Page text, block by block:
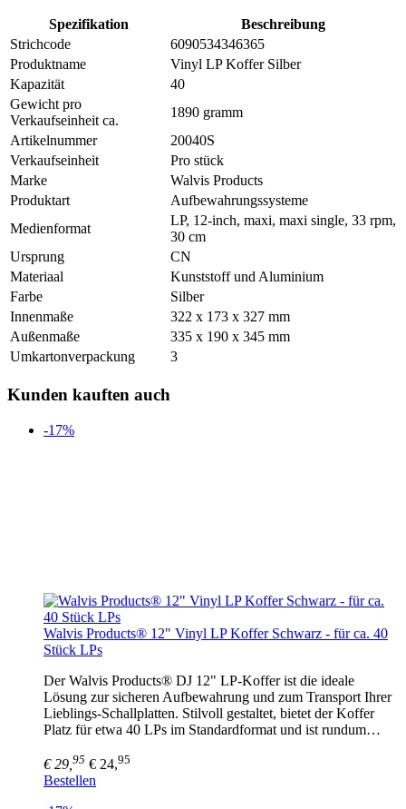
Spezifikation
Beschreibung
Strichcode
6090534346365
Produktname
Vinyl LP Koffer Silber
Kapazität
40
Gewicht pro
Verkaufseinheit ca.
1890 gramm
Artikelnummer
20040S
Verkaufseinheit
Pro stück
Marke
Walvis Products
Produktart
Aufbewahrungssysteme
Medienformat
LP, 12-inch, maxi, maxi single, 33 rpm,
30 cm
Ursprung
CN
Materiaal
Kunststoff und Aluminium
Farbe
Silber
Innenmaße
322 x 173 x 327 mm
Außenmaße
335 x 190 x 345 mm
Umkartonverpackung
3
Kunden kauften auch
-17%
Walvis Products® 12" Vinyl LP Koffer Schwarz - für ca. 40
Stück LPs
Der Walvis Products® DJ 12" LP-Koffer ist die ideale
Lösung zur sicheren Aufbewahrung und zum Transport Ihrer
Lieblings-Schallplatten. Stilvoll gestaltet, bietet der Koffer
Platz für etwa 40 LPs im Standardformat und ist rundum…
€ 29, 95 € 24,95
Bestellen